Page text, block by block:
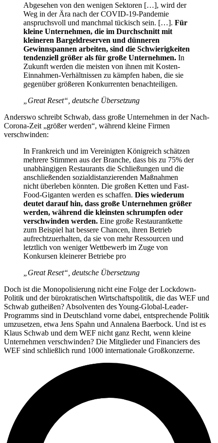
Abgesehen von den wenigen Sektoren […], wird der
Weg in der Ära nach der COVID-19-Pandemie
anspruchsvoll und manchmal tückisch sein. […]. Für
kleine Unternehmen, die im Durchschnitt mit
kleineren Bargeldreserven und dünneren
Gewinnspannen arbeiten, sind die Schwierigkeiten
tendenziell größer als für große Unternehmen. In
Zukunft werden die meisten von ihnen mit Kosten-
Einnahmen-Verhältnissen zu kämpfen haben, die sie
gegenüber größeren Konkurrenten benachteiligen.
„Great Reset“, deutsche Übersetzung
Anderswo schreibt Schwab, dass große Unternehmen in der Nach-
Corona-Zeit „größer werden“, während kleine Firmen
verschwinden:
In Frankreich und im Vereinigten Königreich schätzen
mehrere Stimmen aus der Branche, dass bis zu 75% der
unabhängigen Restaurants die Schließungen und die
anschließenden sozialdistanzierenden Maßnahmen
nicht überleben könnten. Die großen Ketten und Fast-
Food-Giganten werden es schaffen. Dies wiederum
deutet darauf hin, dass große Unternehmen größer
werden, während die kleinsten schrumpfen oder
verschwinden werden. Eine große Restaurantkette
zum Beispiel hat bessere Chancen, ihren Betrieb
aufrechtzuerhalten, da sie von mehr Ressourcen und
letztlich von weniger Wettbewerb im Zuge von
Konkursen kleinerer Betriebe pro
„Great Reset“, deutsche Übersetzung
Doch ist die Monopolisierung nicht eine Folge der Lockdown-
Politik und der bürokratischen Wirtschaftspolitik, die das WEF und
Schwab gutheißen? Absolventen des Young-Global-Leader-
Programms sind in Deutschland vorne dabei, entsprechende Politik
umzusetzen, etwa Jens Spahn und Annalena Baerbock. Und ist es
Klaus Schwab und dem WEF nicht ganz Recht, wenn kleine
Unternehmen verschwinden? Die Mitglieder und Financiers des
WEF sind schließlich rund 1000 internationale Großkonzerne.